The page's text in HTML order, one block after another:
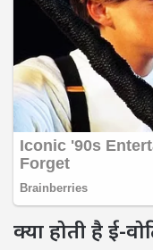
क्या होती है ई-